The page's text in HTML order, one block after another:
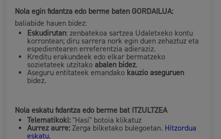
Nola egin fidantza edo berme baten GORDAILUA:
baliabide hauen bidez:
Eskudirutan: zenbatekoa sartzea Udaletxeko kontu
korrontean; diru sarrera nork egin duen zehaztuz eta
espedientearen erreferentzia adieraziz.
Kreditu erakundeek edo elkar bermatzeko
sozietateek utzitakoabalen bidez.
Aseguru entitateek emandako kauzioaseguruen
bidez.
Nola eskatu fidantza edo berme bat ITZULTZEA
Telematikoki: "Hasi" botoia klikatuz
Aurrez aurre:Zerga bilketako bulegoetan. Hitzordua
eskatu.